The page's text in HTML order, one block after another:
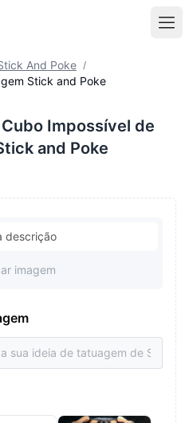
And Poke /
Stick and Poke
Impossível de
and Poke
descrição
imagem